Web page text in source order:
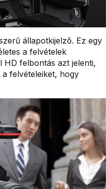
állapotkijelző. Ez egy
a felvételek
HD felbontás azt jelenti,
felvételeiket, hogy